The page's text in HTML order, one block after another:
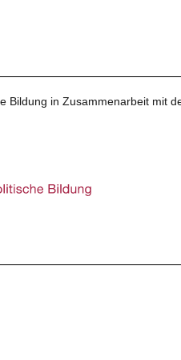
Bildung in Zusammenarbeit mit